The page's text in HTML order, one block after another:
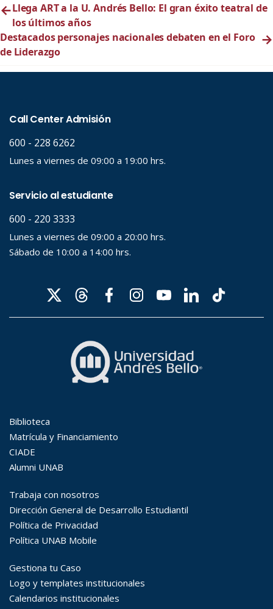
←Llega ART a la U. Andrés Bello: El gran éxito teatral de
los últimos años
Destacados personajes nacionales debaten en el Foro
de Liderazgo
→